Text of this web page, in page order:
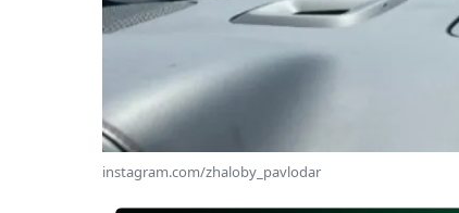
instagram.com/zhaloby_pavlodar